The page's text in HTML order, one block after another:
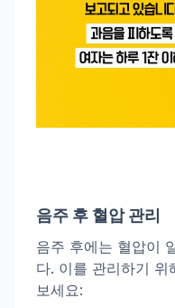
음주 후 혈압 관리
음주 후에는 혈압이
다. 이를 관리하기 위
보세요: